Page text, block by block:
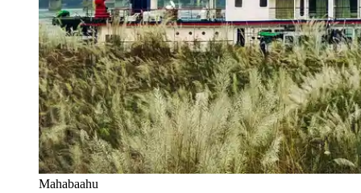
Mahabaahu